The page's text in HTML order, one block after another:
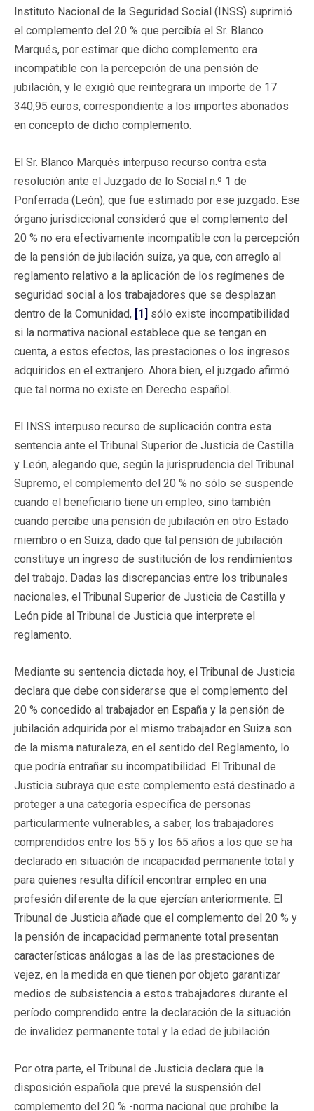
Instituto Nacional de la Seguridad Social (INSS) suprimió
el complemento del 20 % que percibía el Sr. Blanco
Marqués, por estimar que dicho complemento era
incompatible con la percepción de una pensión de
jubilación, y le exigió que reintegrara un importe de 17
340,95 euros, correspondiente a los importes abonados
en concepto de dicho complemento.
El Sr. Blanco Marqués interpuso recurso contra esta
resolución ante el Juzgado de lo Social n.º 1 de
Ponferrada (León), que fue estimado por ese juzgado. Ese
órgano jurisdiccional consideró que el complemento del
20 % no era efectivamente incompatible con la percepción
de la pensión de jubilación suiza, ya que, con arreglo al
reglamento relativo a la aplicación de los regímenes de
seguridad social a los trabajadores que se desplazan
dentro de la Comunidad, [1] sólo existe incompatibilidad
si la normativa nacional establece que se tengan en
cuenta, a estos efectos, las prestaciones o los ingresos
adquiridos en el extranjero. Ahora bien, el juzgado afirmó
que tal norma no existe en Derecho español.
El INSS interpuso recurso de suplicación contra esta
sentencia ante el Tribunal Superior de Justicia de Castilla
y León, alegando que, según la jurisprudencia del Tribunal
Supremo, el complemento del 20 % no sólo se suspende
cuando el beneficiario tiene un empleo, sino también
cuando percibe una pensión de jubilación en otro Estado
miembro o en Suiza, dado que tal pensión de jubilación
constituye un ingreso de sustitución de los rendimientos
del trabajo. Dadas las discrepancias entre los tribunales
nacionales, el Tribunal Superior de Justicia de Castilla y
León pide al Tribunal de Justicia que interprete el
reglamento.
Mediante su sentencia dictada hoy, el Tribunal de Justicia
declara que debe considerarse que el complemento del
20 % concedido al trabajador en España y la pensión de
jubilación adquirida por el mismo trabajador en Suiza son
de la misma naturaleza, en el sentido del Reglamento, lo
que podría entrañar su incompatibilidad. El Tribunal de
Justicia subraya que este complemento está destinado a
proteger a una categoría específica de personas
particularmente vulnerables, a saber, los trabajadores
comprendidos entre los 55 y los 65 años a los que se ha
declarado en situación de incapacidad permanente total y
para quienes resulta difícil encontrar empleo en una
profesión diferente de la que ejercían anteriormente. El
Tribunal de Justicia añade que el complemento del 20 % y
la pensión de incapacidad permanente total presentan
características análogas a las de las prestaciones de
vejez, en la medida en que tienen por objeto garantizar
medios de subsistencia a estos trabajadores durante el
período comprendido entre la declaración de la situación
de invalidez permanente total y la edad de jubilación.
Por otra parte, el Tribunal de Justicia declara que la
disposición española que prevé la suspensión del
complemento del 20 % -norma nacional que prohíbe la